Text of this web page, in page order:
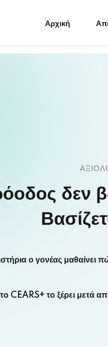
Αρχική
δεν
ο γονέας μαθαίνει
CEARS+ το ξέρει μετά